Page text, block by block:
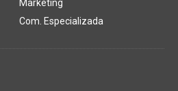
Marketing
Com. Especializada